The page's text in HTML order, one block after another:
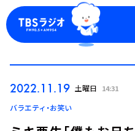
ログイン
2022.11.19 土曜日 14:31
バラエティ・お笑い